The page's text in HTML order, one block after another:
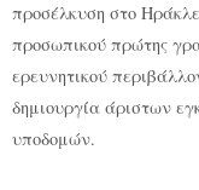
προσέλκυση στο
προσωπικού πρώτης
ερευνητικού
δημιουργία άριστων
υποδομών.